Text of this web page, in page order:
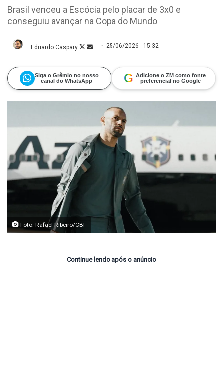
Brasil venceu a Escócia pelo placar de 3x0 e
conseguiu avançar na Copa do Mundo
Eduardo Caspary FollowMande
25/06/2026 - 15:32
Siga o Grêmio no nosso
canal do WhatsApp
G Adicione o ZM como fonte
preferencial no Google
Foto: Rafael Ribeiro/CBF
Continue lendo após o anúncio